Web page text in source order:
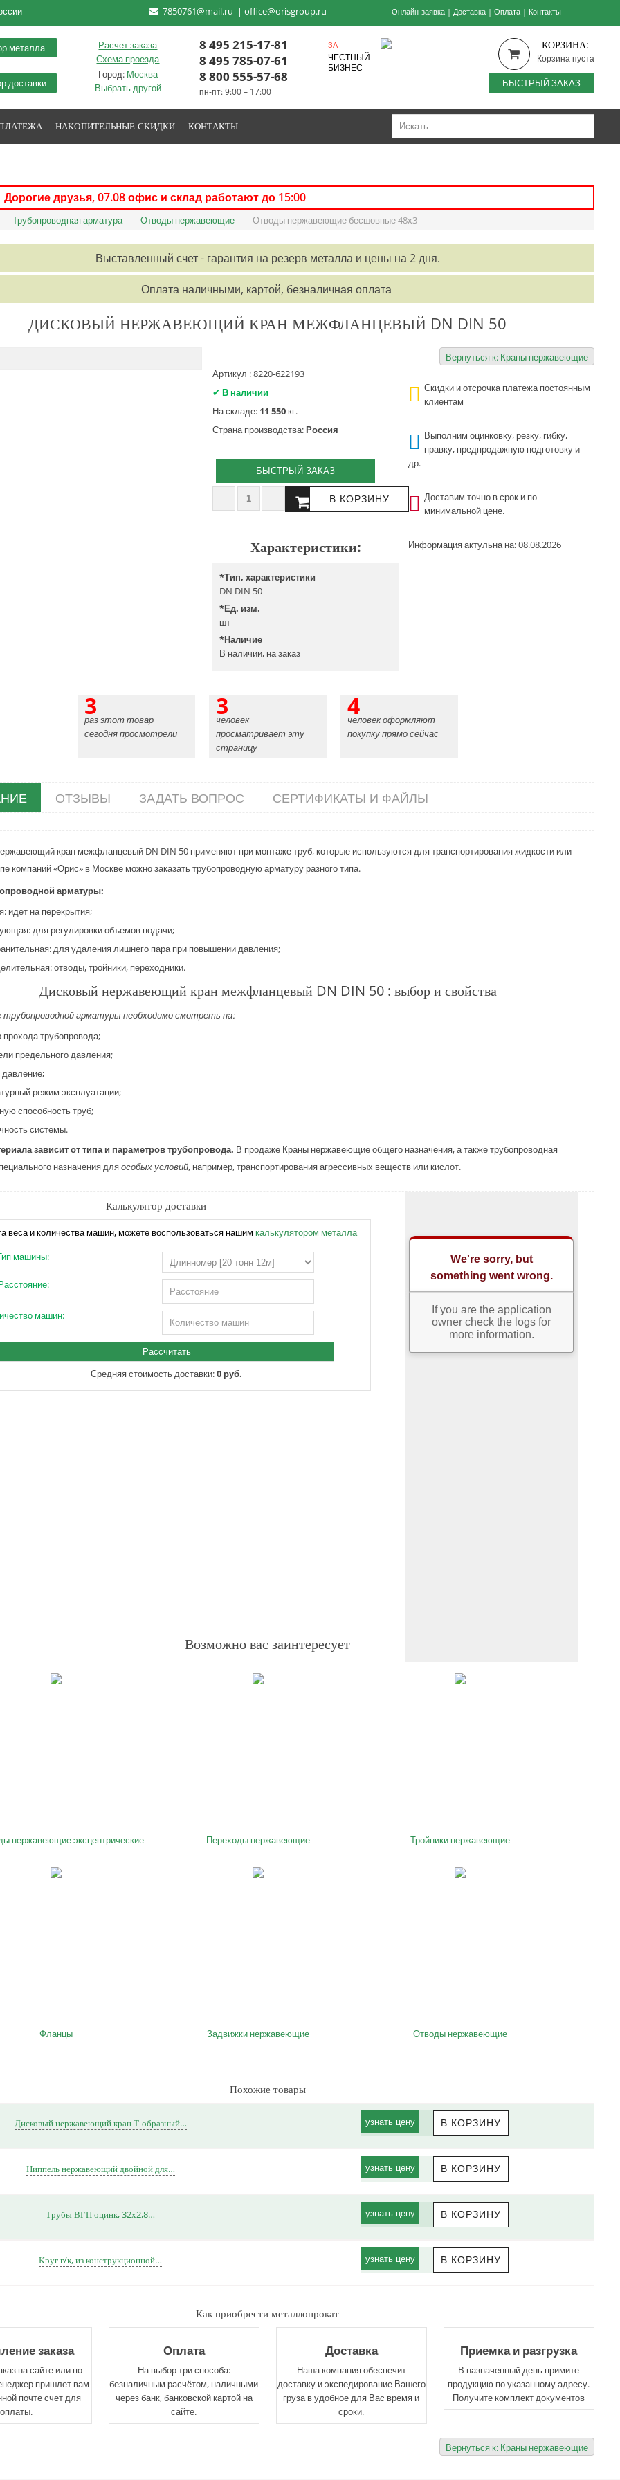
7850761@mail.ru | office@orisgroup.ru Онлайн-заявка| Доставка| Оплата| Контакты
металла
доставки
Расчет заказа
Схема проезда
Город: Москва
Выбрать другой
8 495 215-17-81
8 495 785-07-61
8 800 555-57-68
пн-пт: 9:00 – 17:00
ЗА
ЧЕСТНЫЙ
БИЗНЕС
КОРЗИНА:
Корзина пуста
БЫСТРЫЙ ЗАКАЗ
НАКОПИТЕЛЬНЫЕ СКИДКИ КОНТАКТЫ
Дорогие друзья,07.08офис и склад работают до 15:00
Трубопроводная арматура Отводы нержавеющие Отводы нержавеющие бесшовные 48х3
Выставленный счет - гарантия на резерв металла и цены на 2 дня.
Оплата наличными, картой, безналичная оплата
ДИСКОВЫЙ НЕРЖАВЕЮЩИЙ КРАН МЕЖФЛАНЦЕВЫЙ DN DIN 50
Вернуться к: Краны нержавеющие
Артикул : 8220-622193
✔В наличии
На складе: 11 550кг.
Страна производства:Россия
БЫСТРЫЙ ЗАКАЗ
Характеристики:
*Тип, характеристики
DN DIN 50
*Ед. изм.
шт
*Наличие
В наличии, на заказ
Скидки и отсрочка платежа постоянным
клиентам
Выполним оцинковку, резку, гибку,
правку, предпродажную подготовку и
др.
Доставим точно в срок и по
минимальной цене.
Информация актульна на: 08.08.2026
3
раз этот товар
сегодня просмотрели
3
человек
просматривает эту
страницу
4
человек оформляют
покупку прямо сейчас
ОТЗЫВЫ ЗАДАТЬ ВОПРОС СЕРТИФИКАТЫ И ФАЙЛЫ
кран межфланцевый DN DIN 50 применяют при монтаже труб, которые используются для транспортирования жидкости или
компаний «Орис» в Москве можно заказать трубопроводную арматуру разного типа.
арматуры:
идет на перекрытия;
для регулировки объемов подачи;
для удаления лишнего пара при повышении давления;
отводы, тройники, переходники.
Дисковый нержавеющий кран межфланцевый DN DIN 50 : выбор и свойства
трубопроводной арматуры необходимо смотреть на:
трубопровода;
предельного давления;
режим эксплуатации;
способность труб;
системы.
зависит от типа и параметров трубопровода. В продаже Краны нержавеющие общего назначения, а также трубопроводная
назначения дляособых условий, например, транспортирования агрессивных веществ или кислот.
Калькулятор доставки
веса и количества машин, можете воспользоваться нашимкалькулятором металла
машины:
машин:
Средняя стоимость доставки:0 руб.
Возможно вас заинтересует
нержавеющие эксцентрические Переходы нержавеющие Тройники нержавеющие
Фланцы Задвижки нержавеющие Отводы нержавеющие
Похожие товары
Дисковый нержавеющий кран Т-образный… узнать цену
Ниппель нержавеющий двойной для… узнать цену
Трубы ВГП оцинк, 32х2,8… узнать цену
Круг г/к, из конструкционной… узнать цену
Как приобрести металлопрокат
заказа
на сайте или по
пришлет вам
почте счет для
оплаты.
Оплата
На выбор три способа:
безналичным расчётом, наличными
через банк, банковской картой на
сайте.
Доставка
Наша компания обеспечит
доставку и экспедирование Вашего
груза в удобное для Вас время и
сроки.
Приемка и разгрузка
В назначенный день примите
продукцию по указанному адресу.
Получите комплект документов
Вернуться к: Краны нержавеющие